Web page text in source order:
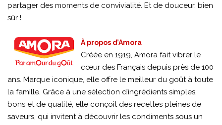
partager des moments de convivialité. Et de douceur, bien
sûr !
À propos d’Amora
Créée en 1919, Amora fait vibrer le
cœur des Français depuis près de 100
ans. Marque iconique, elle offre le meilleur du goût à toute
la famille. Grâce à une sélection d’ingrédients simples,
bons et de qualité, elle conçoit des recettes pleines de
saveurs, qui invitent à découvrir les condiments sous un